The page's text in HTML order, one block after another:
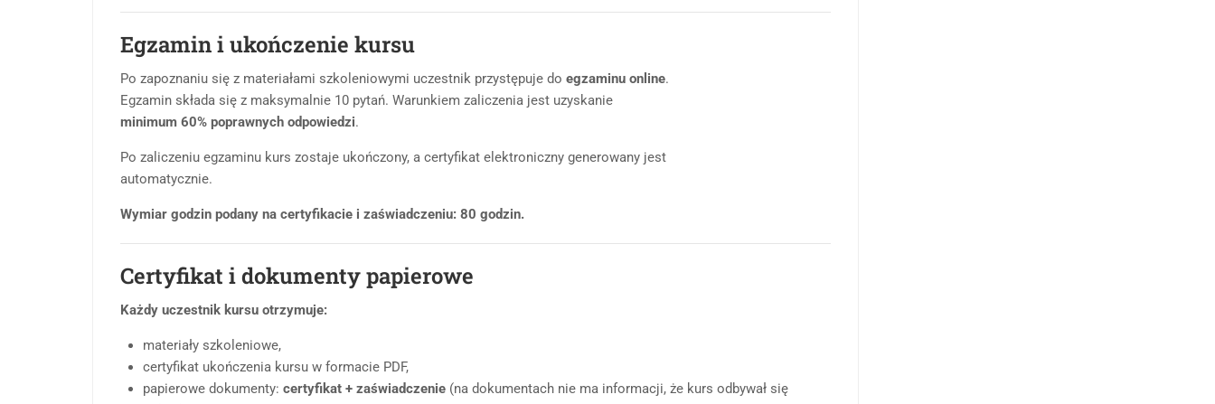
Egzamin i ukończenie kursu
Po zapoznaniu się z materiałami szkoleniowymi uczestnik przystępuje do egzaminu online.
Egzamin składa się z maksymalnie 10 pytań. Warunkiem zaliczenia jest uzyskanie
minimum 60% poprawnych odpowiedzi.
Po zaliczeniu egzaminu kurs zostaje ukończony, a certyfikat elektroniczny generowany jest
automatycznie.
Wymiar godzin podany na certyfikacie i zaświadczeniu: 80 godzin.
Certyfikat i dokumenty papierowe
Każdy uczestnik kursu otrzymuje:
materiały szkoleniowe,
certyfikat ukończenia kursu w formacie PDF,
papierowe dokumenty: certyfikat + zaświadczenie (na dokumentach nie ma informacji, że kurs odbywał się